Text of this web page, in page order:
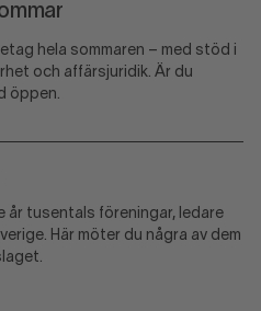
hela sommaren – med stöd i
och affärsjuridik. Är du
öppen.
år tusentals föreningar, ledare
Här möter du några av dem